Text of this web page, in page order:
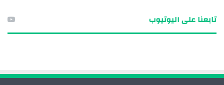
تابعنا على اليوتيوب